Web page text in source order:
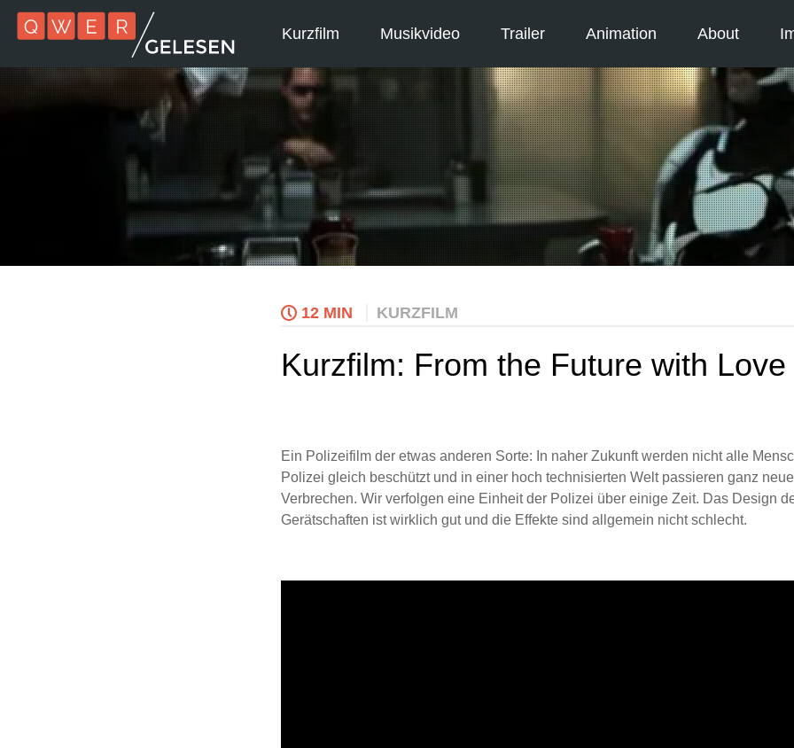
Kurzfilm Musikvideo Trailer Animation About
12 MIN KURZFILM
Kurzfilm: From the Future with Love
Ein Polizeifilm der etwas anderen Sorte: In naher Zukunft werden nicht alle
Polizei gleich beschützt und in einer hoch technisierten Welt passieren ganz
Verbrechen. Wir verfolgen eine Einheit der Polizei über einige Zeit. Das Design
Gerätschaften ist wirklich gut und die Effekte sind allgemein nicht schlecht.